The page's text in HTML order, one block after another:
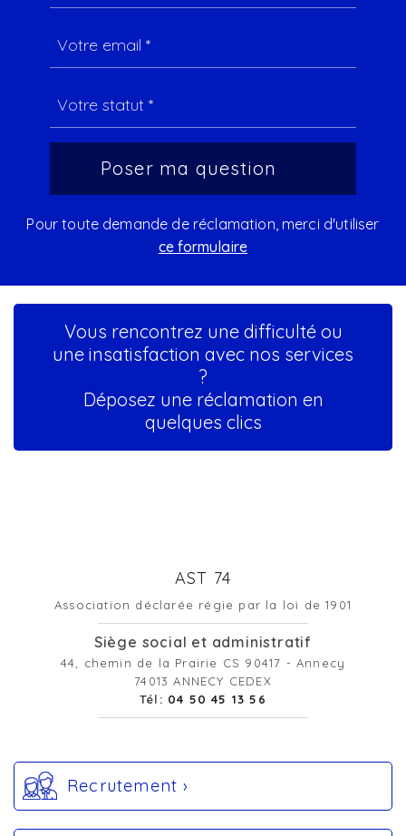
Pour toute demande de réclamation, merci d'utiliser
ce formulaire
Vous rencontrez une difficulté ou
une insatisfaction avec nos services
?
Déposez une réclamation en
quelques clics
AST 74
Association déclarée régie par la loi de 1901
Siège social et administratif
44, chemin de la Prairie CS 90417 - Annecy
74013 ANNECY CEDEX
Tél: 04 50 45 13 56
Recrutement ›